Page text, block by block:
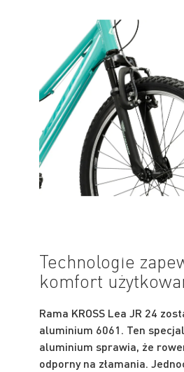
Technologie
komfort
Rama KROSS Lea JR 24
aluminium 6061. Ten
aluminium sprawia, że
odporny na złamania.